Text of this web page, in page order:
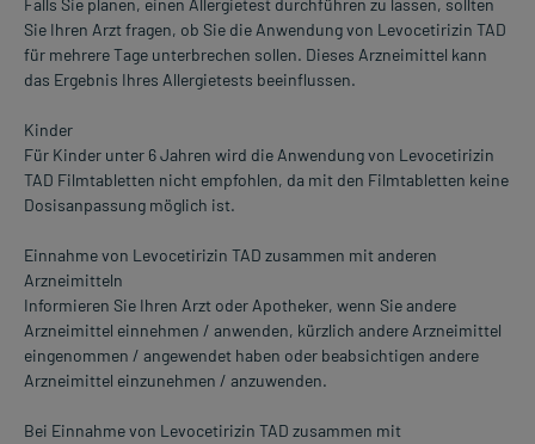
Falls Sie planen, einen Allergietest durchführen zu lassen, sollten
Sie Ihren Arzt fragen, ob Sie die Anwendung von Levocetirizin TAD
für mehrere Tage unterbrechen sollen. Dieses Arzneimittel kann
das Ergebnis Ihres Allergietests beeinflussen.
Kinder
Für Kinder unter 6 Jahren wird die Anwendung von Levocetirizin
TAD Filmtabletten nicht empfohlen, da mit den Filmtabletten keine
Dosisanpassung möglich ist.
Einnahme von Levocetirizin TAD zusammen mit anderen
Arzneimitteln
Informieren Sie Ihren Arzt oder Apotheker, wenn Sie andere
Arzneimittel einnehmen / anwenden, kürzlich andere Arzneimittel
eingenommen / angewendet haben oder beabsichtigen andere
Arzneimittel einzunehmen / anzuwenden.
Bei Einnahme von Levocetirizin TAD zusammen mit